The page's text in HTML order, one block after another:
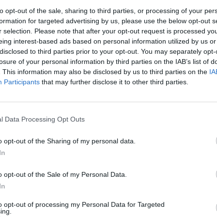
opt-out of the sale, sharing to third parties, or processing of your
for targeted advertising by us, please use the below opt-out
selection. Please note that after your opt-out request is processed
interest-based ads based on personal information utilized by us
to third parties prior to your opt-out. You may separately
of your personal information by third parties on the IAB’s list of
This information may also be disclosed by us to third parties on the
Participants that may further disclose it to other third parties.
Data Processing Opt Outs
opt-out of the Sharing of my personal data.
opt-out of the Sale of my Personal Data.
opt-out of processing my Personal Data for Targeted
zástupců lokality Hrádek ze skupiny
kontaktem na orgán vlády, potažmo
se rozkládá na přelomu Jihlavska a Pelhřimovska.